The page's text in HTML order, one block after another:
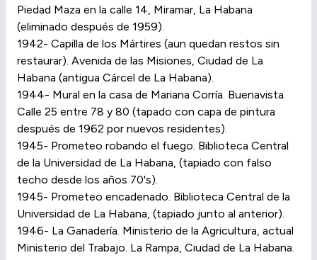
Piedad Maza en la calle 14, Miramar, La Habana
(eliminado después de 1959).
1942- Capilla de los Mártires (aun quedan restos sin
restaurar). Avenida de las Misiones, Ciudad de La
Habana (antigua Cárcel de La Habana).
1944- Mural en la casa de Mariana Corría. Buenavista.
Calle 25 entre 78 y 80 (tapado con capa de pintura
después de 1962 por nuevos residentes).
1945- Prometeo robando el fuego. Biblioteca Central
de la Universidad de La Habana, (tapiado con falso
techo desde los años 70's).
1945- Prometeo encadenado. Biblioteca Central de la
Universidad de La Habana, (tapiado junto al anterior).
1946- La Ganadería. Ministerio de la Agricultura, actual
Ministerio del Trabajo. La Rampa, Ciudad de La Habana.